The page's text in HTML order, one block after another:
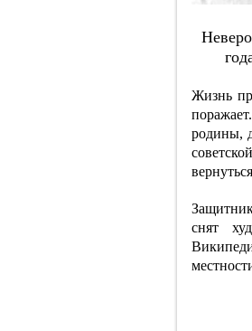
Жизнь
родины,
снят